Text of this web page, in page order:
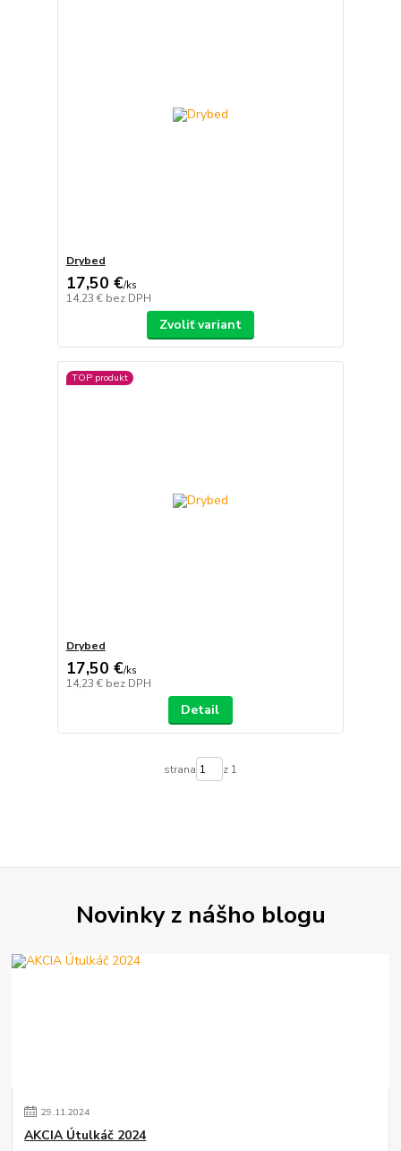
Drybed
17,50 €/ks
14,23 € bez DPH
Zvoliť variant
TOP produkt
Drybed
17,50 €/ks
14,23 € bez DPH
Detail
strana z 1
Novinky z nášho blogu
29.11.2024
AKCIA Útulkáč 2024